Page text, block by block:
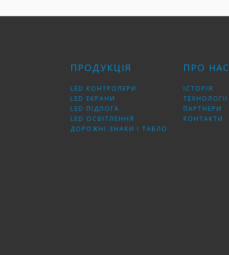
ПРОДУКЦІЯ
LED КОНТРОЛЕРИ
LED ЕКРАНИ
LED ПІДЛОГА
LED ОСВІТЛЕННЯ
ДОРОЖНІ ЗНАКИ І ТАБЛО
ПРО НАС
ІСТОРІЯ
ТЕХНОЛОГІЇ
ПАРТНЕРИ
КОНТАКТИ